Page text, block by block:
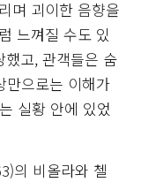
며 괴이한 음향을
느껴질 수도 있
했고, 관객들은 숨
만으로는 이해가
실황 안에 있었
의 비올라와 첼